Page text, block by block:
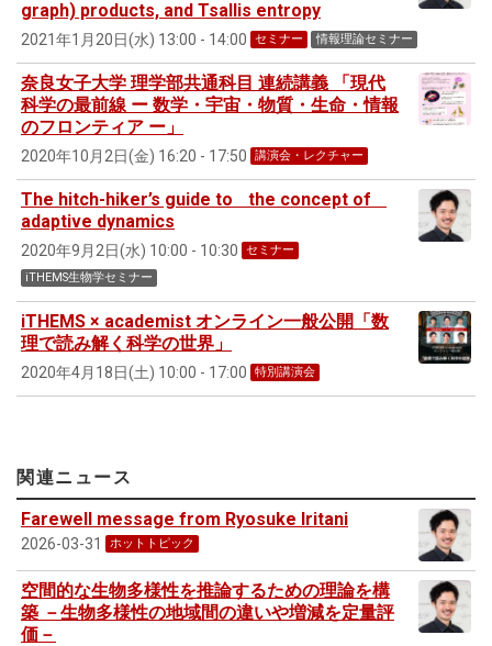
graph) products, and Tsallis entropy
2021年1月20日(水) 13:00 - 14:00 セミナー 情報理論セミナー
奈良女子大学 理学部共通科目 連続講義 「現代
科学の最前線 ー 数学・宇宙・物質・生命・情報
のフロンティア ー」
2020年10月2日(金) 16:20 - 17:50 講演会・レクチャー
The hitch-hiker’s guide to the concept of
adaptive dynamics
2020年9月2日(水) 10:00 - 10:30
セミナー
iTHEMS生物学セミナー
iTHEMS × academist オンライン一般公開「数
理で読み解く科学の世界」
2020年4月18日(土) 10:00 - 17:00 特別講演会
関連ニュース
Farewell message from Ryosuke Iritani
2026-03-31 ホットトピック
空間的な生物多様性を推論するための理論を構
築 －生物多様性の地域間の違いや増減を定量評
価－